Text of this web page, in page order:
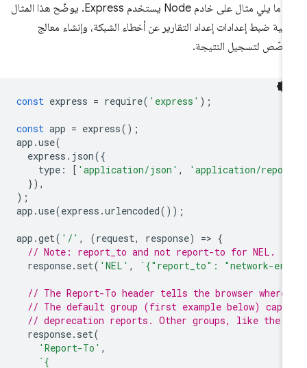
في ما يلي مثال على خادم Node يستخدم Express. يوضّح هذا المثال
ضبط إعدادات إعداد التقارير عن أخطاء الشبكة، وإنشاء معالج
لتسجيل النتيجة.
const express = require('express'
const app = express
app.use
express.json
type : ['application/json' , 'application/
app.use(express.urlencoded ());
app.get( '/', (request, response) =
// Note: report_to and not report-to for NEL.
response.set('NEL', `{"report_to": "network-
// The Report-To header tells the browser
// The default group (first example below)
// deprecation reports. Other groups, like the
response.set
'Report-To'